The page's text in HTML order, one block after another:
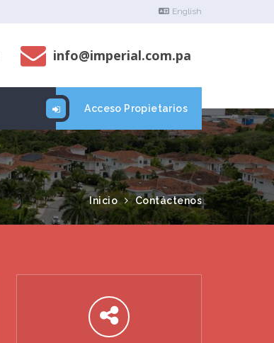
English
info@imperial.com.pa
Acceso Propietarios
Inicio Contáctenos